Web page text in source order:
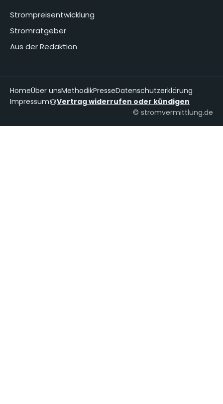
Strompreisentwicklung
Stromratgeber
Aus der Redaktion
HomeÜber unsMethodikPresseDatenschutzerklärung
Impressum
Vertrag widerrufen oder kündigen
© stromvermittlung.de